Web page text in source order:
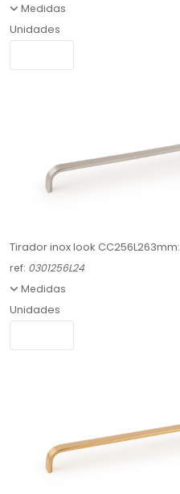
Medidas
Unidades
Tirador inox look CC256L263mm:
ref: 0301256L24
Medidas
Unidades